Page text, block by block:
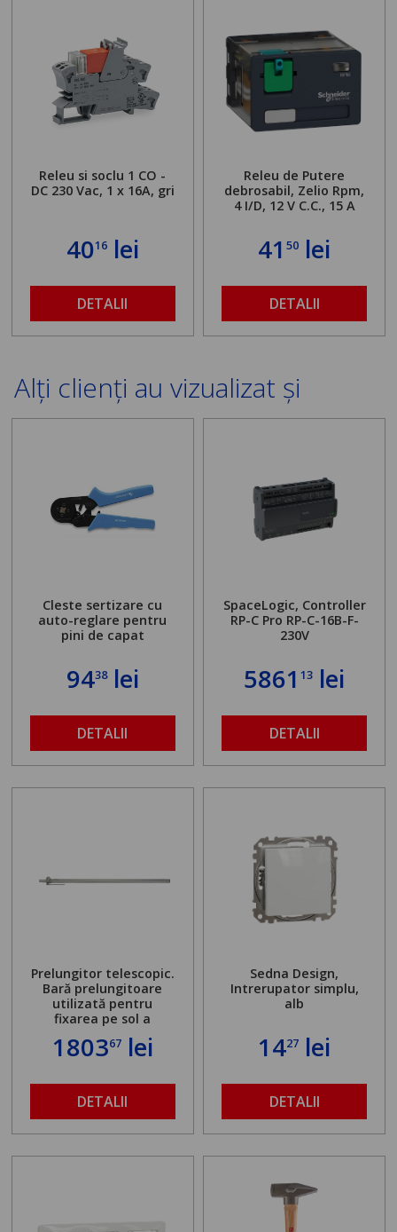
Releu si soclu 1 CO -
DC 230 Vac, 1 x 16A, gri
4016lei
DETALII
Releu de Putere
debrosabil, Zelio Rpm,
4 I/D, 12 V C.C., 15 A
4150 lei
DETALII
Alți clienți au vizualizat și
Cleste sertizare cu
auto-reglare pentru
pini de capat
9438lei
DETALII
SpaceLogic, Controller
RP-C Pro RP-C-16B-F-
230V
586113 lei
DETALII
Prelungitor telescopic.
Bară prelungitoare
utilizată pentru
fixarea pe sol a
standului mașinii de
găurit în locul
maximă admisă de 500
kg și înălțime reglabilă
de la 1,8 la 2,9 m
180367lei
DETALII
Sedna Design,
Intrerupator simplu,
alb
1427 lei
DETALII